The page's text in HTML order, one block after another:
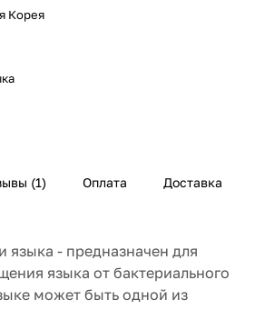
Корея
(1) Оплата Доставка
языка - предназначен для
языка от бактериального
может быть одной из